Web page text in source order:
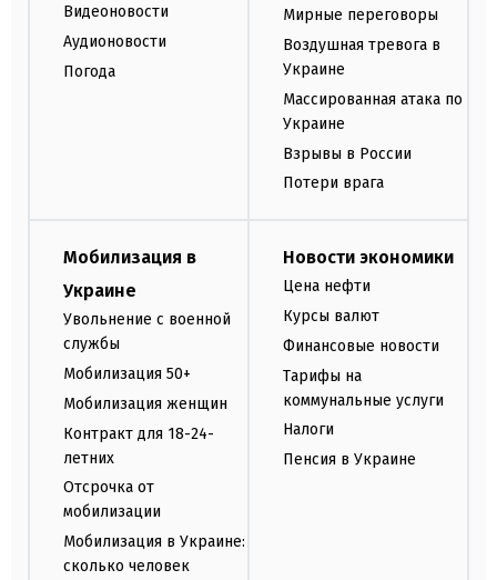
Видеоновости
Аудионовости
Погода
Мирные переговоры
Воздушная тревога в
Украине
Массированная атака по
Украине
Взрывы в России
Потери врага
Мобилизация в
Украине
Увольнение с военной
службы
Мобилизация 50+
Мобилизация женщин
Контракт для 18-24-
летних
Отсрочка от
мобилизации
Мобилизация в Украине:
сколько человек
Новости экономики
Цена нефти
Курсы валют
Финансовые новости
Тарифы на
коммунальные услуги
Налоги
Пенсия в Украине